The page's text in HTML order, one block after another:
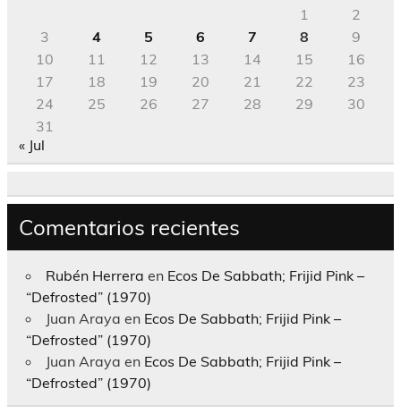
1
2
3
4 5 6 7 8
9
10
11 12 13 14 15
16
17
18 19 20 21 22
23
24
25 26 27 28 29
30
31
« Jul
Comentarios recientes
Rubén Herrera en Ecos De Sabbath; Frijid Pink –
“Defrosted” (1970)
Juan Araya en Ecos De Sabbath; Frijid Pink –
“Defrosted” (1970)
Juan Araya en Ecos De Sabbath; Frijid Pink –
“Defrosted” (1970)